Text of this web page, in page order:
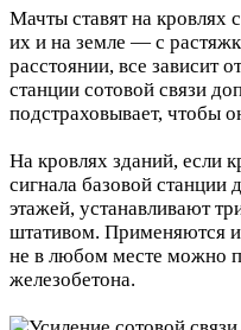
Мачты ставят на кровлях
их и на земле — с
расстоянии, все зависит
станции сотовой связи
подстраховывает, чтобы
На кровлях зданий, если
сигнала базовой станции
этажей, устанавливают
штативом. Применяются и
не в любом месте можно
железобетона.